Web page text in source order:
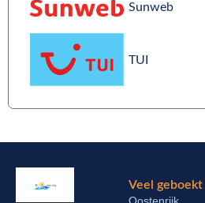
Sunweb
TUI
Veel geboekt